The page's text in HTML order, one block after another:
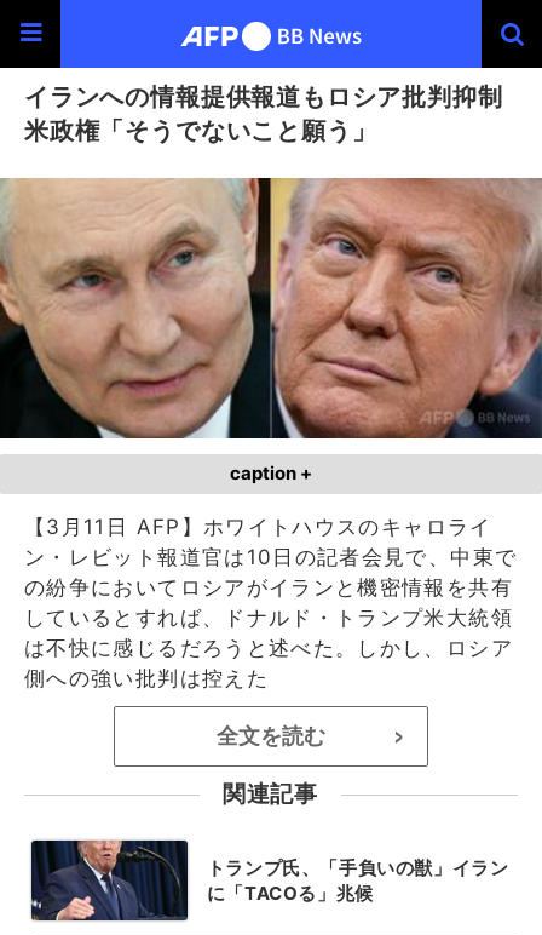
イランへの情報提供報道もロシア批判抑制
米政権「そうでないこと願う」
caption +
【3月11日 AFP】ホワイトハウスのキャロライ
ン・レビット報道官は10日の記者会見で、中東で
の紛争においてロシアがイランと機密情報を共有
しているとすれば、ドナルド・トランプ米大統領
は不快に感じるだろうと述べた。しかし、ロシア
側への強い批判は控えた
全文を読む >
関連記事
トランプ氏、「手負いの獣」イラン
に「TACOる」兆候